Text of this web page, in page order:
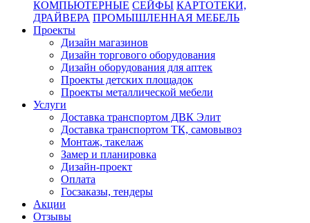
КОМПЬЮТЕРНЫЕ СЕЙФЫ КАРТОТЕКИ,
ДРАЙВЕРА ПРОМЫШЛЕННАЯ МЕБЕЛЬ
Проекты
Дизайн магазинов
Дизайн торгового оборудования
Дизайн оборудования для аптек
Проекты детских площадок
Проекты металлической мебели
Услуги
Доставка транспортом ДВК Элит
Доставка транспортом ТК, самовывоз
Монтаж, такелаж
Замер и планировка
Дизайн-проект
Оплата
Госзаказы, тендеры
Акции
Отзывы